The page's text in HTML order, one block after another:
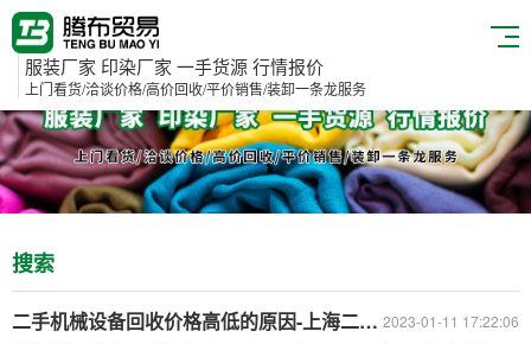
服装厂家 印染厂家 一手货源 行情报价
上门看货/洽谈价格/高价回收/平价销售/装卸一条龙服务
搜索
2023-01-11 17:22:06
二手机械设备回收价格高低的原因-上海二手机械设备回收公司